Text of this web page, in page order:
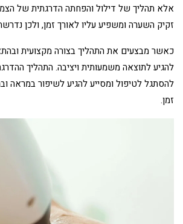
אלא תהליך של דילול והפחתה הדרגתית של
זקיק השערה ומשפיע עליו לאורך זמן, ולכן
כאשר מבצעים את התהליך בצורה מקצועית
להגיע לתוצאה משמעותית ויציבה. התהליך
להסתגל לטיפול ומסייע להגיע לשיפור במראה
זמן.